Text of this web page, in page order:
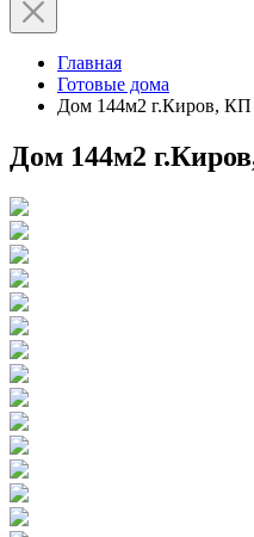
Главная
Готовые дома
Дом 144м2 г.Киров,
Дом 144м2